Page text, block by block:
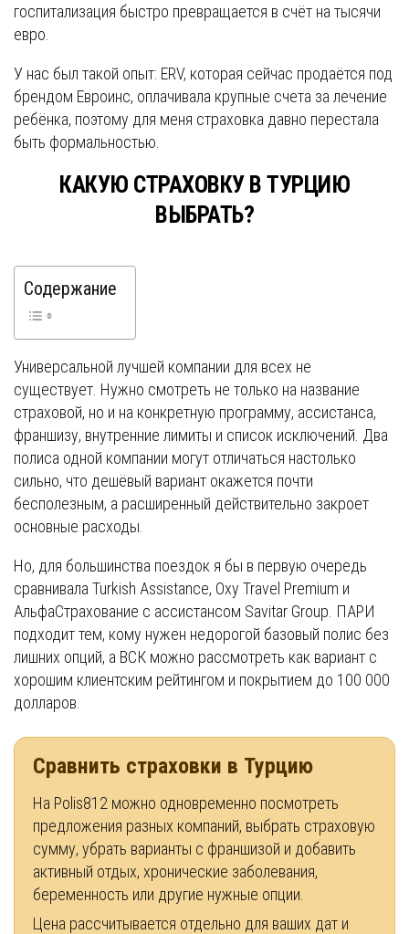
госпитализация быстро превращается в счёт на тысячи
евро.
У нас был такой опыт: ERV, которая сейчас продаётся под
брендом Евроинс, оплачивала крупные счета за лечение
ребёнка, поэтому для меня страховка давно перестала
быть формальностью.
КАКУЮ СТРАХОВКУ В ТУРЦИЮ
ВЫБРАТЬ?
Содержание
Универсальной лучшей компании для всех не
существует. Нужно смотреть не только на название
страховой, но и на конкретную программу, ассистанса,
франшизу, внутренние лимиты и список исключений. Два
полиса одной компании могут отличаться настолько
сильно, что дешёвый вариант окажется почти
бесполезным, а расширенный действительно закроет
основные расходы.
Но, для большинства поездок я бы в первую очередь
сравнивала Turkish Assistance, Oxy Travel Premium и
АльфаСтрахование с ассистансом Savitar Group. ПАРИ
подходит тем, кому нужен недорогой базовый полис без
лишних опций, а ВСК можно рассмотреть как вариант с
хорошим клиентским рейтингом и покрытием до 100 000
долларов.
Сравнить страховки в Турцию
На Polis812 можно одновременно посмотреть
предложения разных компаний, выбрать страховую
сумму, убрать варианты с франшизой и добавить
активный отдых, хронические заболевания,
беременность или другие нужные опции.
Цена рассчитывается отдельно для ваших дат и